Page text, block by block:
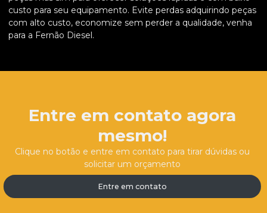
custo para seu equipamento. Evite perdas adquirindo peças
com alto custo, economize sem perder a qualidade, venha
para a Fernão Diesel.
Entre em contato agora
mesmo!
Clique no botão e entre em contato para tirar dúvidas ou
solicitar um orçamento
Entre em contato